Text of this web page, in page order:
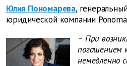
Юлия Пономарева,
юридической компании
– При
погашением
немедленно